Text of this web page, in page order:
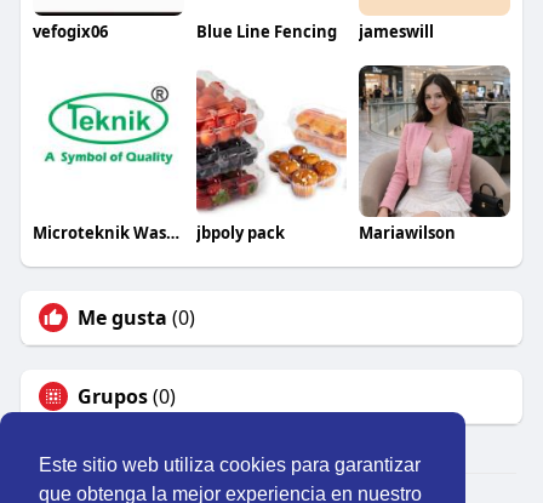
Este sitio web utiliza cookies para garantizar
que obtenga la mejor experiencia en nuestro
vefogix06 Blue Line Fencing jameswill
Microteknik Wastesolutions jbpoly pack Mariawilson
Me gusta (0)
Grupos(0)